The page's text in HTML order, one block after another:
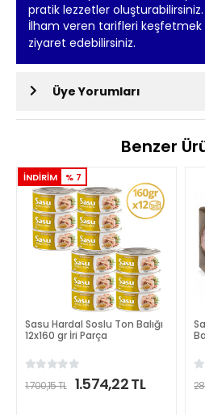
pratik lezzetler oluşturabilirsiniz.
İlham veren tarifleri keşfetmek
ziyaret edebilirsiniz.
Üye Yorumları
Benzer
İNDİRİM % 7
Sasu Hardal Soslu Ton Balığı
12x160 gr İri Parça
1.700,15 TL 1.574,22 TL